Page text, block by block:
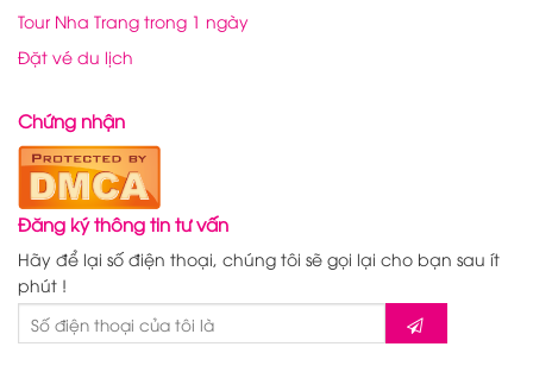
Tour Nha Trang trong 1 ngày
Đặt vé du lịch
Chứng nhận
Đăng ký thông tin tư vấn
Hãy để lại số điện thoại, chúng tôi sẽ gọi lại cho bạn sau ít
phút !